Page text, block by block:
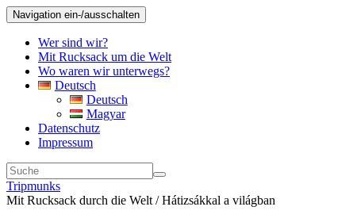
Navigation ein-/ausschalten
Wer sind wir?
Mit Rucksack um die Welt
Wo waren wir unterwegs?
Deutsch
Deutsch
Magyar
Datenschutz
Impressum
Tripmunks
Mit Rucksack durch die Welt / Hátizsákkal a világban